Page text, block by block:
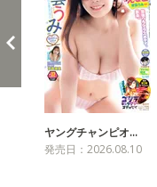
ヤングチャンピオ…
発売日：2026.08.10